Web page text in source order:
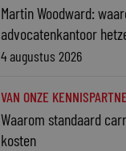
Martin Woodward:
advocatenkantoor
4 augustus 2026
VAN ONZE
Waarom standaard
kosten